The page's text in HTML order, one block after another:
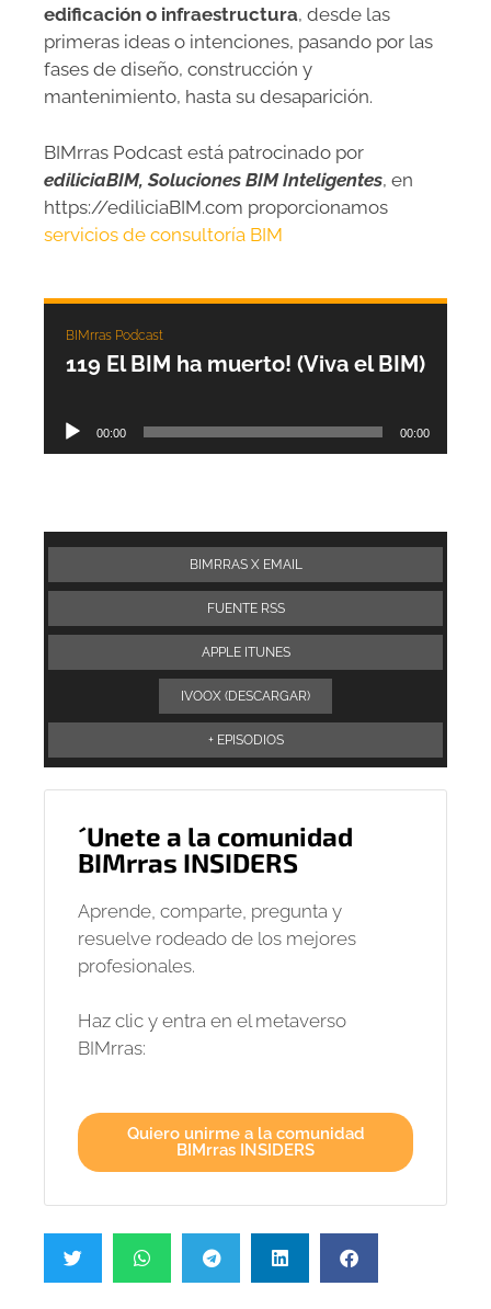
edificación o infraestructura, desde las
primeras ideas o intenciones, pasando por las
fases de diseño, construcción y
mantenimiento, hasta su desaparición.
BIMrras Podcast está patrocinado por
ediliciaBIM, Soluciones BIM Inteligentes, en
https://ediliciaBIM.com proporcionamos
servicios de consultoría BIM
BIMrras Podcast
119 El BIM ha muerto! (Viva el BIM)
Reproductor
de
00:00 00:00
BIMRRAS X EMAIL
FUENTE RSS
APPLE ITUNES
IVOOX (DESCARGAR)
+ EPISODIOS
´Unete a la comunidad
BIMrras INSIDERS
Aprende, comparte, pregunta y
resuelve rodeado de los mejores
profesionales.
Haz clic y entra en el metaverso
BIMrras:
Quiero unirme a la comunidad
BIMrras INSIDERS